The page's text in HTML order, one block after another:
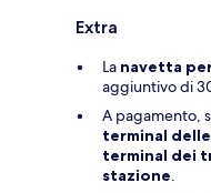
Extra
La navetta
aggiuntivo di
A pagamento,
terminal
terminal dei
stazione.